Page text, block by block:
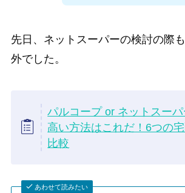
先日、ネットスーパーの検討の際
外でした。
パルコープ or ネットスー
高い方法はこれだ！6つの
比較
あわせて読みたい